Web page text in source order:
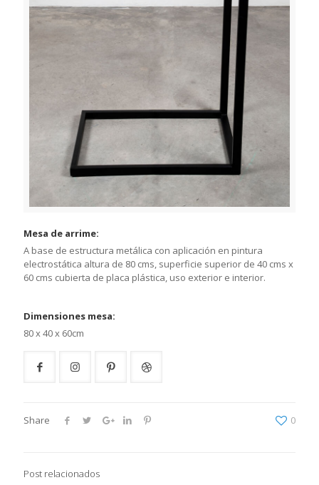
Mesa de arrime:
A base de estructura metálica con aplicación en pintura
electrostática altura de 80 cms, superficie superior de 40 cms x
60 cms cubierta de placa plástica, uso exterior e interior.
Dimensiones mesa:
80 x 40 x 60cm
Share 0
Post relacionados